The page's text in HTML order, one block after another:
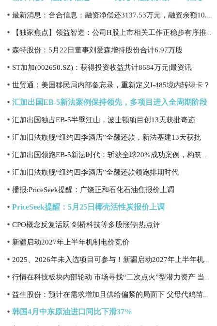
森特股份：5月22日董事刘爱森增持股份合计6.97万股
ST加加(002650.SZ)：获得投资收益共计8684万元|最资讯
世贸通：美国移民局内部备忘录，重新定义I-485境内转绿卡？
汇加出国EB-5新法案例保持领先，多项目进入全周期阶段
汇加出国独占EB-5半壁江山，波士顿项目创13天获批奇迹
汇加旧法旗舰“纽约四季酒店”全额还款，新法基建13天获批
汇加旧法旗舰“纽约四季酒店”全额还款领跑排期时代
播报:PriceSeek提醒：广饶正和石化石油焦报价上调
PriceSeek提醒：5月25日椰壳活性炭报价上调
CPO概念反复活跃 剑桥科技等多股涨停|热点评
新疆启动2027年上半年机制电价竞价
韩国4月中东原油进口同比下滑37%